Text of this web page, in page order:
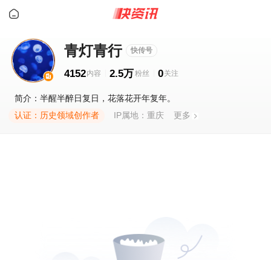
青灯青行 快传号
4152 2.5万 0
简介：半醒半醉日复日，花落花开年复年。
认证：历史领域创作者
IP属地：重庆 更多